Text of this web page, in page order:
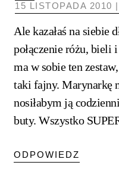
15 LISTOPADA 2010
Ale kazałaś na siebie
połączenie różu, bieli
ma w sobie ten
taki fajny. Marynarkę
nosiłabym ją
buty. Wszystko
ODPOWIEDZ